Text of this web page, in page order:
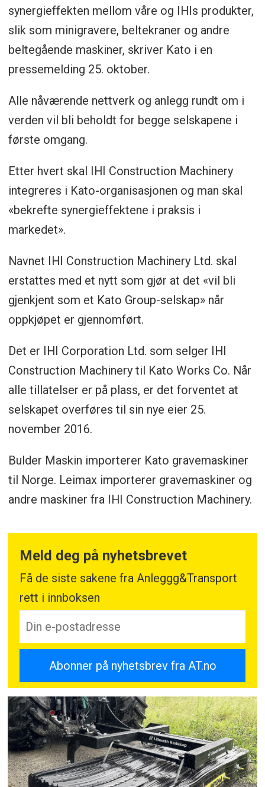
synergieffekten mellom våre og IHIs produkter,
slik som minigravere, beltekraner og andre
beltegående maskiner, skriver Kato i en
pressemelding 25. oktober.
Alle nåværende nettverk og anlegg rundt om i
verden vil bli beholdt for begge selskapene i
første omgang.
Etter hvert skal IHI Construction Machinery
integreres i Kato-organisasjonen og man skal
«bekrefte synergieffektene i praksis i
markedet».
Navnet IHI Construction Machinery Ltd. skal
erstattes med et nytt som gjør at det «vil bli
gjenkjent som et Kato Group-selskap» når
oppkjøpet er gjennomført.
Det er IHI Corporation Ltd. som selger IHI
Construction Machinery til Kato Works Co. Når
alle tillatelser er på plass, er det forventet at
selskapet overføres til sin nye eier 25.
november 2016.
Bulder Maskin importerer Kato gravemaskiner
til Norge. Leimax importerer gravemaskiner og
andre maskiner fra IHI Construction Machinery.
Meld deg på nyhetsbrevet
Få de siste sakene fra Anleggg&Transport
rett i innboksen